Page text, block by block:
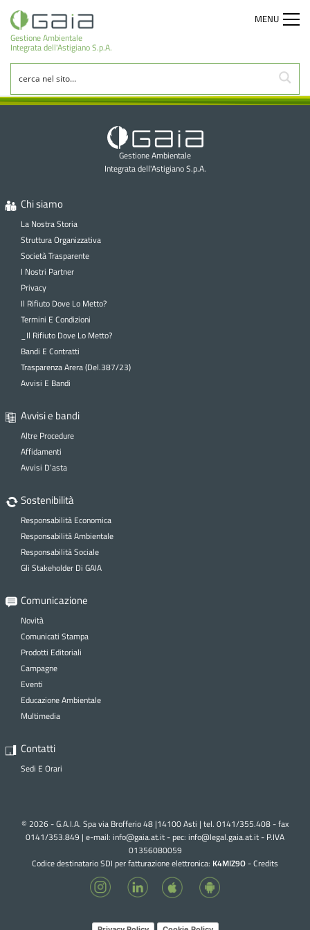
Gestione Ambientale
Integrata dell'Astigiano S.p.A.
MENU
Gestione Ambientale
Integrata dell'Astigiano S.p.A.
Chi siamo
La Nostra Storia
Struttura Organizzativa
Società Trasparente
I Nostri Partner
Privacy
Il Rifiuto Dove Lo Metto?
Termini E Condizioni
_Il Rifiuto Dove Lo Metto?
Bandi E Contratti
Trasparenza Arera (Del.387/23)
Avvisi E Bandi
Avvisi e bandi
Altre Procedure
Affidamenti
Avvisi D’asta
Sostenibilità
Responsabilità Economica
Responsabilità Ambientale
Responsabilità Sociale
Gli Stakeholder Di GAIA
Comunicazione
Novità
Comunicati Stampa
Prodotti Editoriali
Campagne
Eventi
Educazione Ambientale
Multimedia
Contatti
Sedi E Orari
© 2026 - G.A.I.A. Spa via Brofferio 48 |14100 Asti | tel. 0141/355.408 - fax
0141/353.849 | e-mail: info@gaia.at.it - pec: info@legal.gaia.at.it- P.IVA
01356080059
Codice destinatario SDI per fatturazione elettronica: K4MIZ9O-Credits